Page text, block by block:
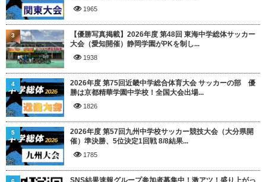
1965
【優勝写真掲載】2026年度 第48回 東海中学総体サッカー
大会（愛知開催）静岡学園がPKを制し...
1938
3
2026年度 第75回近畿中学総合体育大会 サッカーの部 優
勝は京都精華学園中学校！全国大会出場...
1826
4
2026年度 第57回九州中学校サッカー競技大会（大分県開
催）準決勝、5位決定1回戦 8/8結果...
1785
5
SNS結果速報グループ参加者募集中！激アツ！盛り上がっ